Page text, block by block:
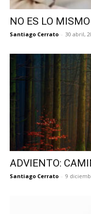
NO ES LO
Santiago Cerrato - 30 abril,
ADVIENTO:
Santiago Cerrato - 9